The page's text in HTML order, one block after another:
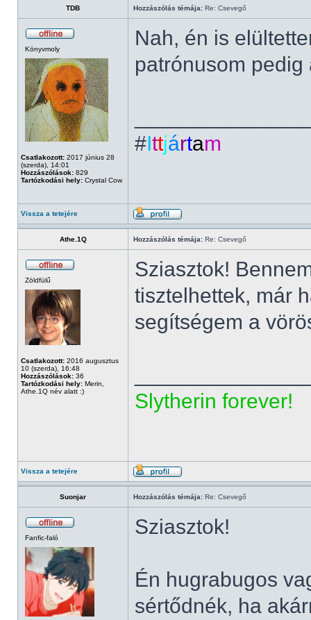
TDB Hozzászólás témája: Re: Csevegő
Könyvmoly
Csatlakozott: 2017 június 28
(szerda), 14:01
Hozzászólások: 829
Tartózkodási hely: Crystal Cow
Nah, én is
patrónusom pedig
#Ittjártam
Vissza a tetejére
Athe.1Q Hozzászólás témája: Re: Csevegő
Zöldfülű
Csatlakozott: 2016 augusztus
10 (szerda), 16:48
Hozzászólások: 36
Tartózkodási hely: Merin,
Athe.1Q név alatt :)
Sziasztok!
tisztelhettek, már
segítségem a
Slytherin forever!
Vissza a tetejére
Suonjar Hozzászólás témája: Re: Csevegő
Fanfic-faló Sziasztok!
Én hugrabugos
sértődnék, ha